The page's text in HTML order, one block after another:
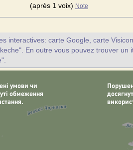
(après 1 voix) Note
interactives: carte Google, carte
En outre vous pouvez trouver un